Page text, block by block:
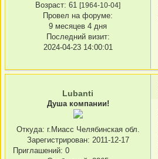
Возраст: 61 [1964-10-04]
Провел на форуме:
9 месяцев 4 дня
Последний визит:
2024-04-23 14:00:01
Lubanti
Душа компании!
Откуда: г.Миасс Челябинская обл.
Зарегистрирован: 2011-12-17
Приглашений: 0